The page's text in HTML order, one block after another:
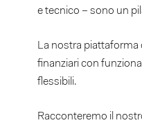
e tecnico – sono un
La nostra piattaforma
finanziari con
flessibili.
Racconteremo il